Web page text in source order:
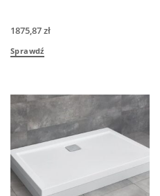
1875,87zł
Sprawdź